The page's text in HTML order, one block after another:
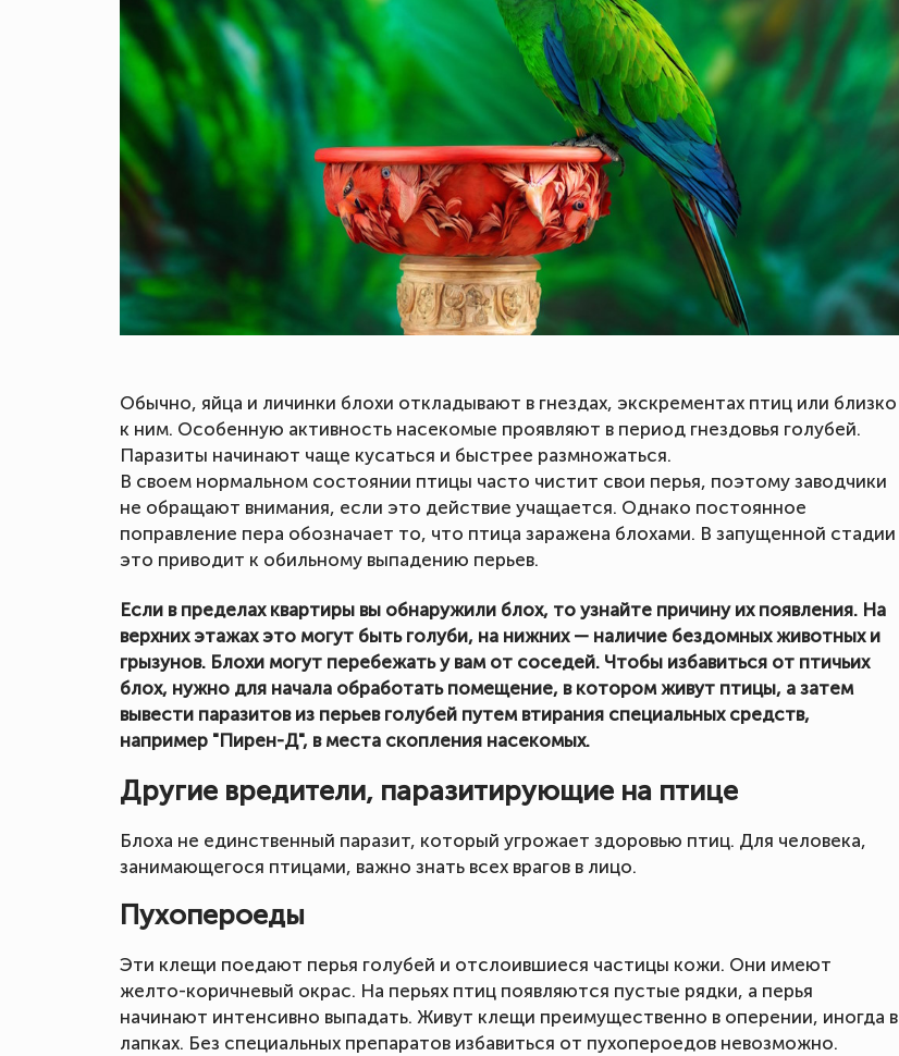
Обычно, яйца и личинки блохи откладывают в гнездах, экскрементах птиц или близко
к ним. Особенную активность насекомые проявляют в период гнездовья голубей.
Паразиты начинают чаще кусаться и быстрее размножаться.
В своем нормальном состоянии птицы часто чистит свои перья, поэтому заводчики
не обращают внимания, если это действие учащается. Однако постоянное
поправление пера обозначает то, что птица заражена блохами. В запущенной стадии
это приводит к обильному выпадению перьев.
Если в пределах квартиры вы обнаружили блох, то узнайте причину их появления. На
верхних этажах это могут быть голуби, на нижних — наличие бездомных животных и
грызунов. Блохи могут перебежать у вам от соседей. Чтобы избавиться от птичьих
блох, нужно для начала обработать помещение, в котором живут птицы, а затем
вывести паразитов из перьев голубей путем втирания специальных средств,
например "Пирен-Д", в места скопления насекомых.
Другие вредители, паразитирующие на птице
Блоха не единственный паразит, который угрожает здоровью птиц. Для человека,
занимающегося птицами, важно знать всех врагов в лицо.
Пухопероеды
Эти клещи поедают перья голубей и отслоившиеся частицы кожи. Они имеют
желто-коричневый окрас. На перьях птиц появляются пустые рядки, а перья
начинают интенсивно выпадать. Живут клещи преимущественно в оперении, иногда в
лапках. Без специальных препаратов избавиться от пухопероедов невозможно.